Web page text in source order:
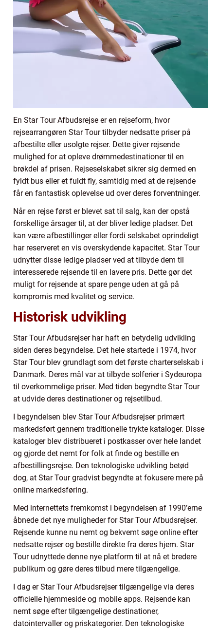
En Star Tour Afbudsrejse er en rejseform, hvor
rejsearrangøren Star Tour tilbyder nedsatte priser på
afbestilte eller usolgte rejser. Dette giver rejsende
mulighed for at opleve drømmedestinationer til en
brøkdel af prisen. Rejseselskabet sikrer sig dermed en
fyldt bus eller et fuldt fly, samtidig med at de rejsende
får en fantastisk oplevelse ud over deres forventninger.
Når en rejse først er blevet sat til salg, kan der opstå
forskellige årsager til, at der bliver ledige pladser. Det
kan være afbestillinger eller fordi selskabet oprindeligt
har reserveret en vis overskydende kapacitet. Star Tour
udnytter disse ledige pladser ved at tilbyde dem til
interesserede rejsende til en lavere pris. Dette gør det
muligt for rejsende at spare penge uden at gå på
kompromis med kvalitet og service.
Historisk udvikling
Star Tour Afbudsrejser har haft en betydelig udvikling
siden deres begyndelse. Det hele startede i 1974, hvor
Star Tour blev grundlagt som det første charterselskab i
Danmark. Deres mål var at tilbyde solferier i Sydeuropa
til overkommelige priser. Med tiden begyndte Star Tour
at udvide deres destinationer og rejsetilbud.
I begyndelsen blev Star Tour Afbudsrejser primært
markedsført gennem traditionelle trykte kataloger. Disse
kataloger blev distribueret i postkasser over hele landet
og gjorde det nemt for folk at finde og bestille en
afbestillingsrejse. Den teknologiske udvikling betød
dog, at Star Tour gradvist begyndte at fokusere mere på
online markedsføring.
Med internettets fremkomst i begyndelsen af 1990’erne
åbnede det nye muligheder for Star Tour Afbudsrejser.
Rejsende kunne nu nemt og bekvemt søge online efter
nedsatte rejser og bestille direkte fra deres hjem. Star
Tour udnyttede denne nye platform til at nå et bredere
publikum og gøre deres tilbud mere tilgængelige.
I dag er Star Tour Afbudsrejser tilgængelige via deres
officielle hjemmeside og mobile apps. Rejsende kan
nemt søge efter tilgængelige destinationer,
datointervaller og priskategorier. Den teknologiske